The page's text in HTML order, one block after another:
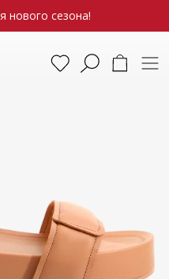
нового сезона!